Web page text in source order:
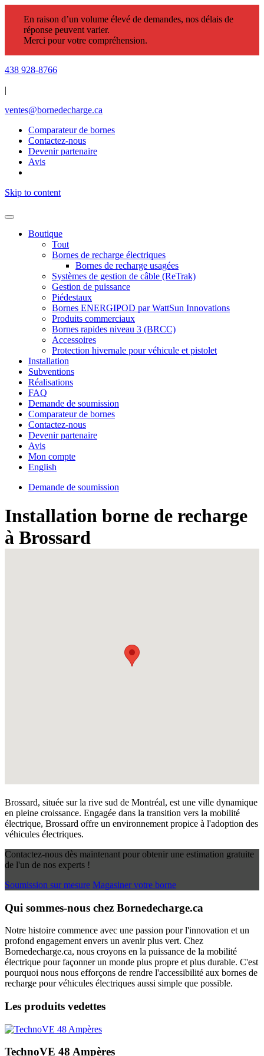
En raison d’un volume élevé de demandes, nos délais de
réponse peuvent varier.
Merci pour votre compréhension.
438 928-8766
|
ventes@bornedecharge.ca
Comparateur de bornes
Contactez-nous
Devenir partenaire
Avis
Skip to content
Boutique
Tout
Bornes de recharge électriques
Bornes de recharge usagées
Systèmes de gestion de câble (ReTrak)
Gestion de puissance
Piédestaux
Bornes ENERGIPOD par WattSun Innovations
Produits commerciaux
Bornes rapides niveau 3 (BRCC)
Accessoires
Protection hivernale pour véhicule et pistolet
Installation
Subventions
Réalisations
FAQ
Demande de soumission
Comparateur de bornes
Contactez-nous
Devenir partenaire
Avis
Mon compte
English
Demande de soumission
Installation borne de recharge
à Brossard
Brossard, située sur la rive sud de Montréal, est une ville dynamique
en pleine croissance. Engagée dans la transition vers la mobilité
électrique, Brossard offre un environnement propice à l'adoption des
véhicules électriques.
Contactez-nous dès maintenant pour obtenir une estimation gratuite
de l'un de nos experts !
Soumission sur mesure Magasiner votre borne
Qui sommes-nous chez Bornedecharge.ca
Notre histoire commence avec une passion pour l'innovation et un
profond engagement envers un avenir plus vert. Chez
Bornedecharge.ca, nous croyons en la puissance de la mobilité
électrique pour façonner un monde plus propre et plus durable. C'est
pourquoi nous nous efforçons de rendre l'accessibilité aux bornes de
recharge pour véhicules électriques aussi simple que possible.
Les produits vedettes
TechnoVE 48 Ampères